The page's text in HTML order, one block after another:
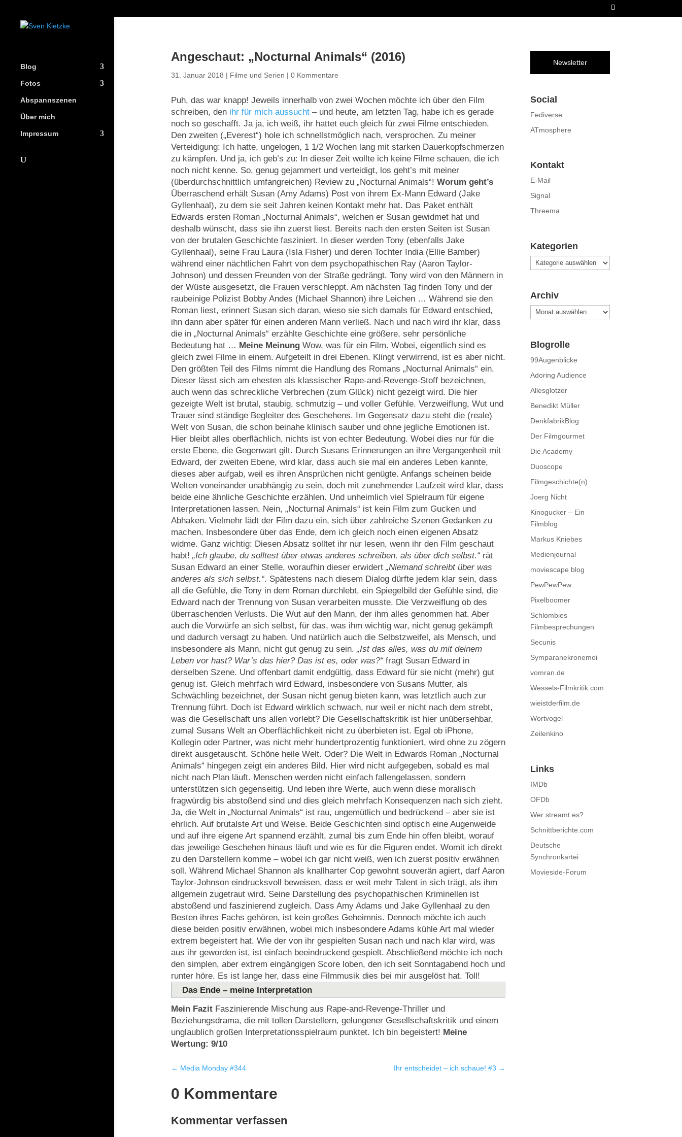
Blog
Fotos
Abspannszenen
Über mich
Impressum
Angeschaut: „Nocturnal Animals“ (2016)
31. Januar 2018 | Filme und Serien | 0 Kommentare
Puh, das war knapp! Jeweils innerhalb von zwei Wochen möchte ich über den Film
schreiben, den ihr für mich aussucht– und heute, am letzten Tag, habe ich es gerade
noch so geschafft. Ja ja, ich weiß, ihr hattet euch gleich für zwei Filme entschieden.
Den zweiten („Everest“) hole ich schnellstmöglich nach, versprochen. Zu meiner
Verteidigung: Ich hatte, ungelogen, 1 1/2 Wochen lang mit starken Dauerkopfschmerzen
zu kämpfen. Und ja, ich geb’s zu: In dieser Zeit wollte ich keine Filme schauen, die ich
noch nicht kenne. So, genug gejammert und verteidigt, los geht’s mit meiner
(überdurchschnittlich umfangreichen) Review zu „Nocturnal Animals“! Worum geht’s
Überraschend erhält Susan (Amy Adams) Post von ihrem Ex-Mann Edward (Jake
Gyllenhaal), zu dem sie seit Jahren keinen Kontakt mehr hat. Das Paket enthält
Edwards ersten Roman „Nocturnal Animals“, welchen er Susan gewidmet hat und
deshalb wünscht, dass sie ihn zuerst liest. Bereits nach den ersten Seiten ist Susan
von der brutalen Geschichte fasziniert. In dieser werden Tony (ebenfalls Jake
Gyllenhaal), seine Frau Laura (Isla Fisher) und deren Tochter India (Ellie Bamber)
während einer nächtlichen Fahrt von dem psychopathischen Ray (Aaron Taylor-
Johnson) und dessen Freunden von der Straße gedrängt. Tony wird von den Männern in
der Wüste ausgesetzt, die Frauen verschleppt. Am nächsten Tag finden Tony und der
raubeinige Polizist Bobby Andes (Michael Shannon) ihre Leichen … Während sie den
Roman liest, erinnert Susan sich daran, wieso sie sich damals für Edward entschied,
ihn dann aber später für einen anderen Mann verließ. Nach und nach wird ihr klar, dass
die in „Nocturnal Animals“ erzählte Geschichte eine größere, sehr persönliche
Bedeutung hat … Meine MeinungWow, was für ein Film. Wobei, eigentlich sind es
gleich zwei Filme in einem. Aufgeteilt in drei Ebenen. Klingt verwirrend, ist es aber nicht.
Den größten Teil des Films nimmt die Handlung des Romans „Nocturnal Animals“ ein.
Dieser lässt sich am ehesten als klassischer Rape-and-Revenge-Stoff bezeichnen,
auch wenn das schreckliche Verbrechen (zum Glück) nicht gezeigt wird. Die hier
gezeigte Welt ist brutal, staubig, schmutzig – und voller Gefühle. Verzweiflung, Wut und
Trauer sind ständige Begleiter des Geschehens. Im Gegensatz dazu steht die (reale)
Welt von Susan, die schon beinahe klinisch sauber und ohne jegliche Emotionen ist.
Hier bleibt alles oberflächlich, nichts ist von echter Bedeutung. Wobei dies nur für die
erste Ebene, die Gegenwart gilt. Durch Susans Erinnerungen an ihre Vergangenheit mit
Edward, der zweiten Ebene, wird klar, dass auch sie mal ein anderes Leben kannte,
dieses aber aufgab, weil es ihren Ansprüchen nicht genügte. Anfangs scheinen beide
Welten voneinander unabhängig zu sein, doch mit zunehmender Laufzeit wird klar, dass
beide eine ähnliche Geschichte erzählen. Und unheimlich viel Spielraum für eigene
Interpretationen lassen. Nein, „Nocturnal Animals“ ist kein Film zum Gucken und
Abhaken. Vielmehr lädt der Film dazu ein, sich über zahlreiche Szenen Gedanken zu
machen. Insbesondere über das Ende, dem ich gleich noch einen eigenen Absatz
widme. Ganz wichtig: Diesen Absatz solltet ihr nur lesen, wenn ihr den Film geschaut
habt! „Ich glaube, du solltest über etwas anderes schreiben, als über dich selbst.“rät
Susan Edward an einer Stelle, woraufhin dieser erwidert „Niemand schreibt über was
anderes als sich selbst.“. Spätestens nach diesem Dialog dürfte jedem klar sein, dass
all die Gefühle, die Tony in dem Roman durchlebt, ein Spiegelbild der Gefühle sind, die
Edward nach der Trennung von Susan verarbeiten musste. Die Verzweiflung ob des
überraschenden Verlusts. Die Wut auf den Mann, der ihm alles genommen hat. Aber
auch die Vorwürfe an sich selbst, für das, was ihm wichtig war, nicht genug gekämpft
und dadurch versagt zu haben. Und natürlich auch die Selbstzweifel, als Mensch, und
insbesondere als Mann, nicht gut genug zu sein. „Ist das alles, was du mit deinem
Leben vor hast? War’s das hier? Das ist es, oder was?“fragt Susan Edward in
derselben Szene. Und offenbart damit endgültig, dass Edward für sie nicht (mehr) gut
genug ist. Gleich mehrfach wird Edward, insbesondere von Susans Mutter, als
Schwächling bezeichnet, der Susan nicht genug bieten kann, was letztlich auch zur
Trennung führt. Doch ist Edward wirklich schwach, nur weil er nicht nach dem strebt,
was die Gesellschaft uns allen vorlebt? Die Gesellschaftskritik ist hier unübersehbar,
zumal Susans Welt an Oberflächlichkeit nicht zu überbieten ist. Egal ob iPhone,
Kollegin oder Partner, was nicht mehr hundertprozentig funktioniert, wird ohne zu zögern
direkt ausgetauscht. Schöne heile Welt. Oder? Die Welt in Edwards Roman „Nocturnal
Animals“ hingegen zeigt ein anderes Bild. Hier wird nicht aufgegeben, sobald es mal
nicht nach Plan läuft. Menschen werden nicht einfach fallengelassen, sondern
unterstützen sich gegenseitig. Und leben ihre Werte, auch wenn diese moralisch
fragwürdig bis abstoßend sind und dies gleich mehrfach Konsequenzen nach sich zieht.
Ja, die Welt in „Nocturnal Animals“ ist rau, ungemütlich und bedrückend – aber sie ist
ehrlich. Auf brutalste Art und Weise. Beide Geschichten sind optisch eine Augenweide
und auf ihre eigene Art spannend erzählt, zumal bis zum Ende hin offen bleibt, worauf
das jeweilige Geschehen hinaus läuft und wie es für die Figuren endet. Womit ich direkt
zu den Darstellern komme – wobei ich gar nicht weiß, wen ich zuerst positiv erwähnen
soll. Während Michael Shannon als knallharter Cop gewohnt souverän agiert, darf Aaron
Taylor-Johnson eindrucksvoll beweisen, dass er weit mehr Talent in sich trägt, als ihm
allgemein zugetraut wird. Seine Darstellung des psychopathischen Kriminellen ist
abstoßend und faszinierend zugleich. Dass Amy Adams und Jake Gyllenhaal zu den
Besten ihres Fachs gehören, ist kein großes Geheimnis. Dennoch möchte ich auch
diese beiden positiv erwähnen, wobei mich insbesondere Adams kühle Art mal wieder
extrem begeistert hat. Wie der von ihr gespielten Susan nach und nach klar wird, was
aus ihr geworden ist, ist einfach beeindruckend gespielt. Abschließend möchte ich noch
den simplen, aber extrem eingängigen Score loben, den ich seit Sonntagabend hoch und
runter höre. Es ist lange her, dass eine Filmmusik dies bei mir ausgelöst hat. Toll!
Das Ende – meine Interpretation
Mein FazitFaszinierende Mischung aus Rape-and-Revenge-Thriller und
Beziehungsdrama, die mit tollen Darstellern, gelungener Gesellschaftskritik und einem
unglaublich großen Interpretationsspielraum punktet. Ich bin begeistert! Meine
Wertung: 9/10
← Media Monday #344 Ihr entscheidet – ich schaue! #3 →
0 Kommentare
Kommentar verfassen
Newsletter
Social
Fediverse
ATmosphere
Kontakt
E-Mail
Signal
Threema
Kategorien
Kategorien
Archiv
Archiv
Blogrolle
99Augenblicke
Adoring Audience
Allesglotzer
Benedikt Müller
DenkfabrikBlog
Der Filmgourmet
Die Academy
Duoscope
Filmgeschichte(n)
Joerg Nicht
Kinogucker – Ein
Filmblog
Markus Kniebes
Medienjournal
moviescape blog
PewPewPew
Pixelboomer
Schlombies
Filmbesprechungen
Secunis
Symparanekronemoi
vomran.de
Wessels-Filmkritik.com
wieistderfilm.de
Wortvogel
Zeilenkino
Links
IMDb
OFDb
Wer streamt es?
Schnittberichte.com
Deutsche
Synchronkartei
Movieside-Forum